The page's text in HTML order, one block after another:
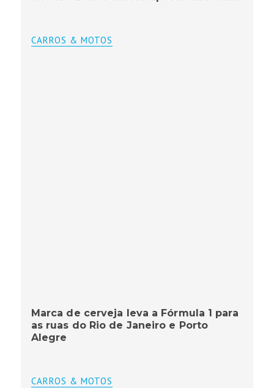
CARROS & MOTOS
Marca de cerveja leva a Fórmula 1 para
as ruas do Rio de Janeiro e Porto
Alegre
CARROS & MOTOS